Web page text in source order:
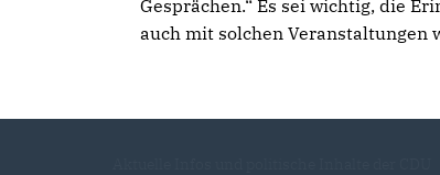
Gesprächen.“ Es sei wichtig, die
auch mit solchen Veranstaltungen